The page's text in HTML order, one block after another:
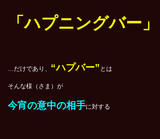
「ハプニングバー」
…だけであり、 “ハプバー” とは
そんな様（さま）が
今宵の意中の相手に対する